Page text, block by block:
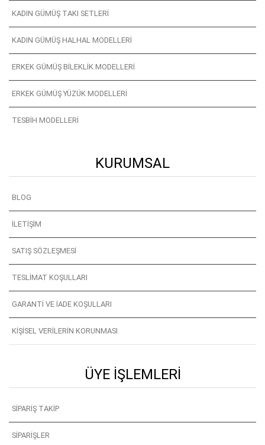
KADIN GÜMÜŞ TAKI SETLERI
KADIN GÜMÜŞ HALHAL MODELLERI
ERKEK GÜMÜŞ BILEKLIK MODELLERI
ERKEK GÜMÜŞ YÜZÜK MODELLERI
TESBIH MODELLERI
KURUMSAL
BLOG
İLETIŞIM
SATIŞ SÖZLEŞMESI
TESLIMAT KOŞULLARI
GARANTI VE İADE KOŞULLARI
KIŞISEL VERILERIN KORUNMASI
ÜYE İŞLEMLERI
SIPARIŞ TAKIP
SIPARIŞLER